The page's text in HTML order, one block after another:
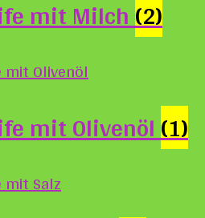
mit Milch(2)
mit Olivenöl(1)